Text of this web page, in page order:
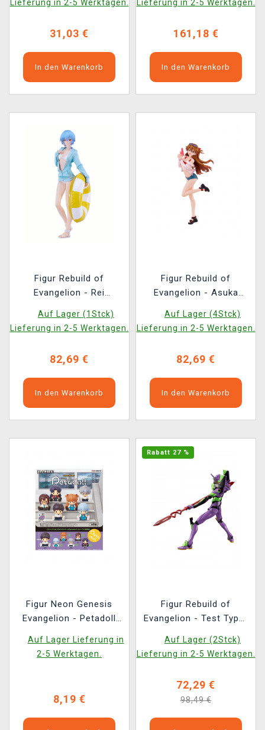
Lieferung in 2-5 Werktagen.
31,03 €
In den Warenkorb
Up Parade)
Lieferung in 2-5 Werktagen.
161,18 €
In den Warenkorb
Figur Rebuild of
Evangelion - Rei
Parade)
Auf Lager (1Stck)
Lieferung in 2-5 Werktagen.
82,69 €
In den Warenkorb
Figur Rebuild of
Evangelion - Asuka
Up Parade)
Auf Lager (4Stck)
Lieferung in 2-5 Werktagen.
82,69 €
In den Warenkorb
Figur Neon Genesis
Evangelion - Petadoll
Auswahl)
Auf Lager Lieferung in
2-5 Werktagen.
8,19 €
Rabatt 27 %
Figur Rebuild of
Evangelion - Test Type-
Cassius (Kotobukiya)
Auf Lager (2Stck)
Lieferung in 2-5 Werktagen.
72,29 €
98,49 €